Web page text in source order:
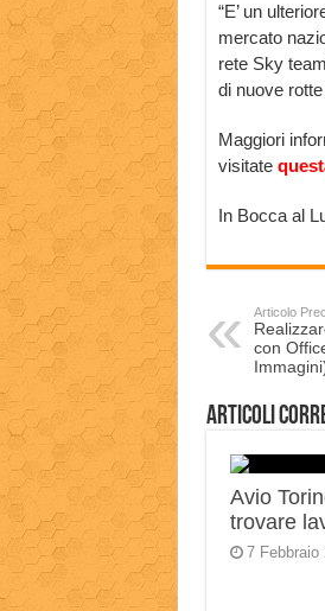
“E’ un
mercato
rete Sky
di nuove
Maggiori
visitate
In Bocca al
Articolo
con
Articoli
Avio
trovare
7 Febbraio